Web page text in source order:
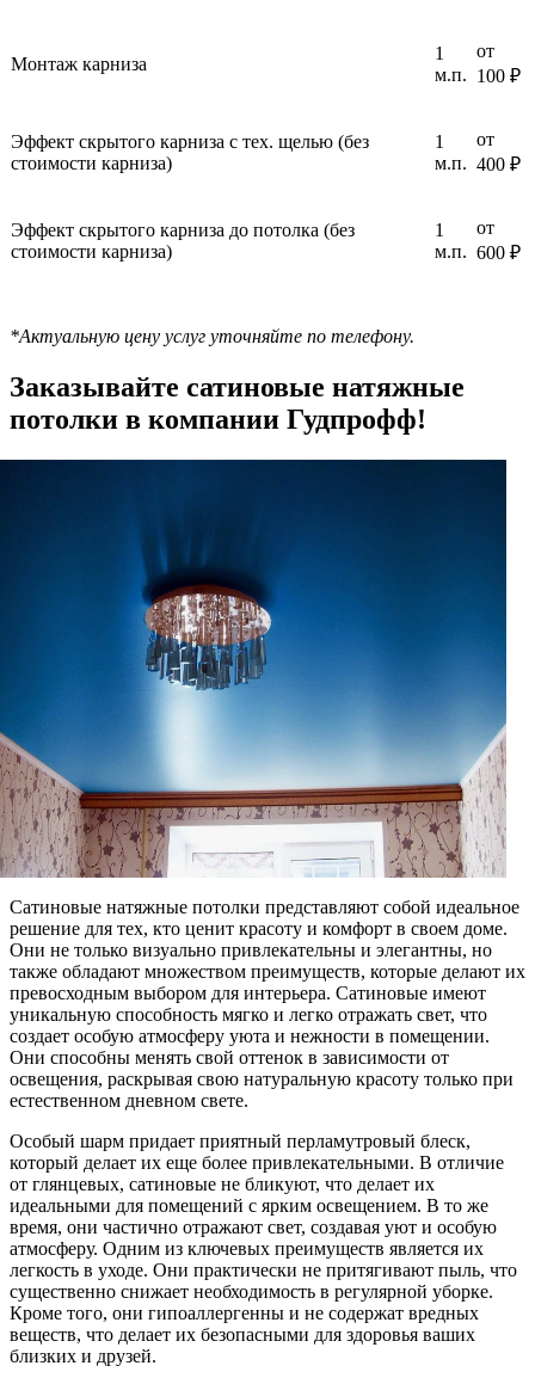
Монтаж карниза
1
м.п.
от
100 ₽
Эффект скрытого карниза с тех. щелью (без
стоимости карниза)
1
м.п.
от
400 ₽
Эффект скрытого карниза до потолка (без
стоимости карниза)
1
м.п.
от
600 ₽
*Актуальную цену услуг уточняйте по телефону.
Заказывайте сатиновые натяжные
потолки в компании Гудпрофф!
Сатиновые натяжные потолки представляют собой идеальное
решение для тех, кто ценит красоту и комфорт в своем доме.
Они не только визуально привлекательны и элегантны, но
также обладают множеством преимуществ, которые делают их
превосходным выбором для интерьера. Сатиновые имеют
уникальную способность мягко и легко отражать свет, что
создает особую атмосферу уюта и нежности в помещении.
Они способны менять свой оттенок в зависимости от
освещения, раскрывая свою натуральную красоту только при
естественном дневном свете.
Особый шарм придает приятный перламутровый блеск,
который делает их еще более привлекательными. В отличие
от глянцевых, сатиновые не бликуют, что делает их
идеальными для помещений с ярким освещением. В то же
время, они частично отражают свет, создавая уют и особую
атмосферу. Одним из ключевых преимуществ является их
легкость в уходе. Они практически не притягивают пыль, что
существенно снижает необходимость в регулярной уборке.
Кроме того, они гипоаллергенны и не содержат вредных
веществ, что делает их безопасными для здоровья ваших
близких и друзей.